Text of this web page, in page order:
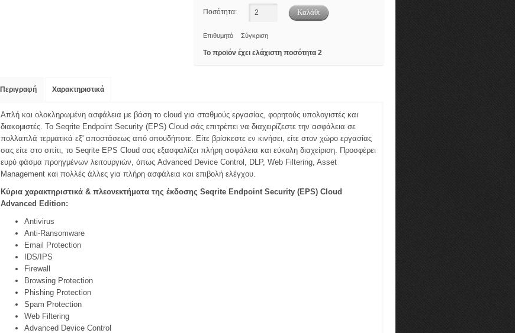
Ποσότητα:
Επιθυμητό Σύγκριση
Το προϊόν έχει ελάχιστη ποσότητα 2
Περιγραφή Χαρακτηριστικά
Απλή και ολοκληρωμένη ασφάλεια με βάση το cloud για σταθμούς εργασίας, φορητούς υπολογιστές και
διακομιστές. Το Seqrite Endpoint Security (EPS) Cloud σάς επιτρέπει να διαχειρίζεστε την ασφάλεια σε
πολλαπλά τερματικά εξ' αποστάσεως από οπουδήποτε. Είτε βρίσκεστε εν κινήσει, είτε στον χώρο εργασίας
σας είτε στο σπίτι, το Seqrite EPS Cloud σας εξασφαλίζει πλήρη ασφάλεια και εύκολη διαχείριση. Προσφέρει
ευρύ φάσμα προηγμένων λειτουργιών, όπως Advanced Device Control, DLP, Web Filtering, Asset
Management και πολλές άλλες για πλήρη ασφάλεια και επιβολή ελέγχου.
Κύρια χαρακτηριστικά & πλεονεκτήματα της έκδοσης Seqrite Endpoint Security (EPS) Cloud
Advanced Edition:
Antivirus
Anti-Ransomware
Email Protection
IDS/IPS
Firewall
Browsing Protection
Phishing Protection
Spam Protection
Web Filtering
Advanced Device Control